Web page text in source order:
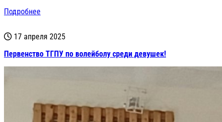
Подробнее
17 апреля 2025
Первенство ТГПУ по волейболу среди девушек!